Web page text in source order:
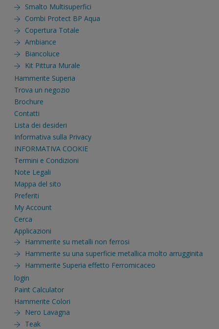
Smalto Multisuperfici
Combi Protect BP Aqua
Copertura Totale
Ambiance
Biancoluce
Kit Pittura Murale
Hammerite Superia
Trova un negozio
Brochure
Contatti
Lista dei desideri
Informativa sulla Privacy
INFORMATIVA COOKIE
Termini e Condizioni
Note Legali
Mappa del sito
Preferiti
My Account
Cerca
Applicazioni
Hammerite su metalli non ferrosi
Hammerite su una superficie metallica molto arrugginita
Hammerite Superia effetto Ferromicaceo
login
Paint Calculator
Hammerite Colori
Nero Lavagna
Teak